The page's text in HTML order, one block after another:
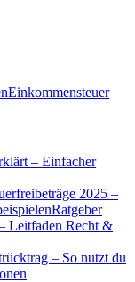
Einkommensteuer
– Einfacher
2025 –
Ratgeber
Leitfaden Recht &
– So nutzt du